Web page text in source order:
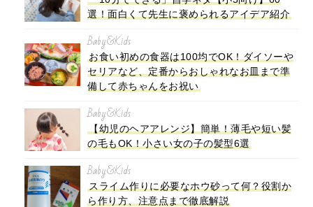
選！面白くて先生に褒められるアイデア紹介
Baby&Kids
お食い初めの食器は100均でOK！ダイソーや
セリアなど、定番からおしゃれなお皿まで準
備して赤ちゃんをお祝い
Baby&Kids
【幼児のヘアアレンジ】簡単！薄毛や短い髪
の毛もOK！小さい女の子の髪型6選
Baby&Kids
スライム作りに必要なホウ砂って何？役割か
ら作り方、注意点まで徹底解説